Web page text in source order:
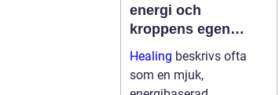
energi och
kroppens egen
förmåga att läka
Healing beskrivs ofta
som en mjuk,